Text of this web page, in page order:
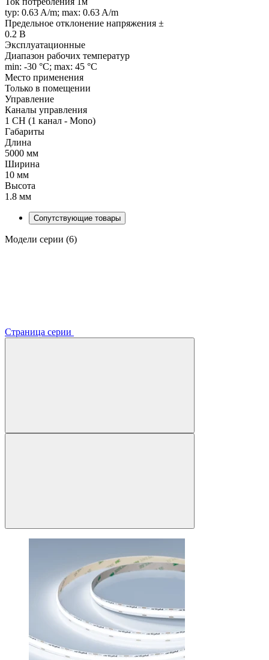
typ: 0.63 A/m; max: 0.63 A/m
Предельное отклонение напряжения ±
0.2 В
Эксплуатационные
Диапазон рабочих температур
min: -30 °C; max: 45 °C
Место применения
Только в помещении
Управление
Каналы управления
1 CH (1 канал - Mono)
Габариты
Длина
5000 мм
Ширина
10 мм
Высота
1.8 мм
Сопутствующие товары
Модели серии (6)
Страница серии